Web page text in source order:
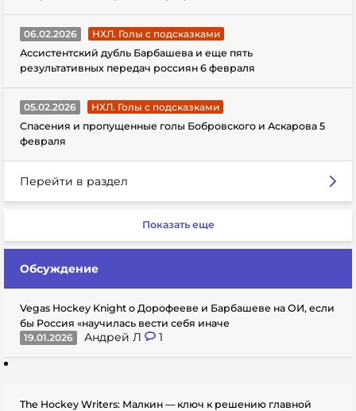
06.02.2026
НХЛ. Голы с подсказками
Ассистентский дубль Барбашева и еще пять
результативных передач россиян 6 февраля
05.02.2026
НХЛ. Голы с подсказками
Спасения и пропущенные голы Бобровского и Аскарова 5
февраля
Перейти в раздел
Показать еще
Обсуждение
Vegas Hockey Knight о Дорофееве и Барбашеве на ОИ, если
бы Россия «научилась вести себя иначе
19.01.2026
Андрей Л 1
The Hockey Writers: Малкин — ключ к решению главной